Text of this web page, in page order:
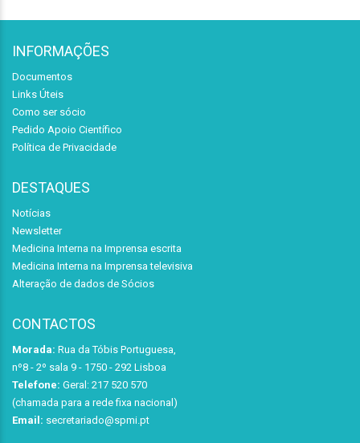
INFORMAÇÕES
Documentos
Links Úteis
Como ser sócio
Pedido Apoio Científico
Política de Privacidade
DESTAQUES
Notícias
Newsletter
Medicina Interna na Imprensa escrita
Medicina Interna na Imprensa televisiva
Alteração de dados de Sócios
CONTACTOS
Morada: Rua da Tóbis Portuguesa,
nº8 - 2º sala 9 - 1750 - 292 Lisboa
Telefone: Geral: 217 520 570
(chamada para a rede fixa nacional)
Email: secretariado@spmi.pt